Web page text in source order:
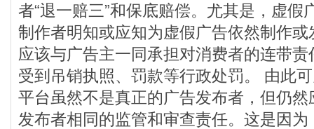
者“退一赔三”和保底赔偿。尤其是，虚假
制作者明知或应知为虚假广告依然制作或
应该与广告主一同承担对消费者的连带
受到吊销执照、罚款等行政处罚。 由此
平台虽然不是真正的广告发布者，但仍然
发布者相同的监管和审查责任。这是因为